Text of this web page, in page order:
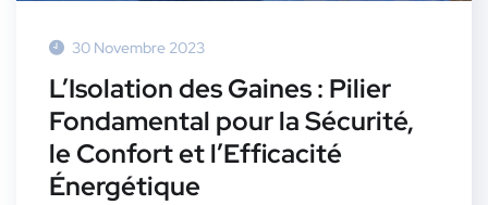
30 Novembre 2023
L’Isolation des Gaines : Pilier
Fondamental pour la Sécurité,
le Confort et l’Efficacité
Énergétique